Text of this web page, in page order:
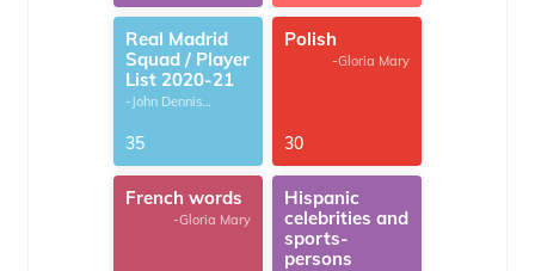
Real Madrid
Squad / Player
List 2020-21
-John Dennis
35
Polish
-Gloria Mary
30
French words
-Gloria Mary
Hispanic
celebrities and
sports-
persons